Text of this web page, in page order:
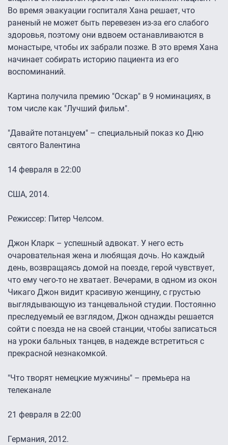
Во время эвакуации госпиталя Хана решает, что
раненый не может быть перевезен из-за его слабого
здоровья, поэтому они вдвоем останавливаются в
монастыре, чтобы их забрали позже. В это время Хана
начинает собирать историю пациента из его
воспоминаний.
Картина получила премию "Оскар" в 9 номинациях, в
том числе как "Лучший фильм".
"Давайте потанцуем" – специальный показ ко Дню
святого Валентина
14 февраля в 22:00
США, 2014.
Режиссер: Питер Челсом.
Джон Кларк – успешный адвокат. У него есть
очаровательная жена и любящая дочь. Но каждый
день, возвращаясь домой на поезде, герой чувствует,
что ему чего-то не хватает. Вечерами, в одном из окон
Чикаго Джон видит красивую женщину, с грустью
выглядывающую из танцевальной студии. Постоянно
преследуемый ее взглядом, Джон однажды решается
сойти с поезда не на своей станции, чтобы записаться
на уроки бальных танцев, в надежде встретиться с
прекрасной незнакомкой.
"Что творят немецкие мужчины" – премьера на
телеканале
21 февраля в 22:00
Германия, 2012.